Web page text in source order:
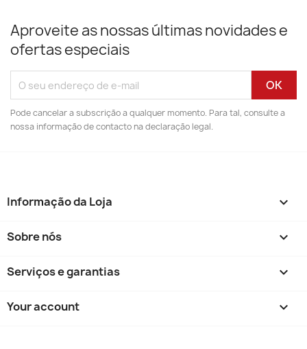
Aproveite as nossas últimas novidades e
ofertas especiais
Pode cancelar a subscrição a qualquer momento. Para tal, consulte a
nossa informação de contacto na declaração legal.
Informação da Loja keyboard_arrow_down
Sobre nós 
Serviços e garantias 
Your account 